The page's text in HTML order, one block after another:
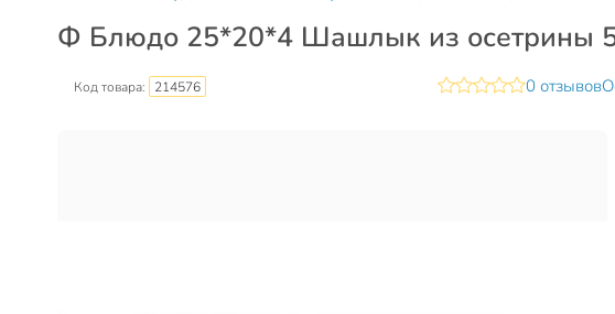
Ф Блюдо 25*20*4 Шашлык из осетрины
Код товара: 214576 0 отзывов